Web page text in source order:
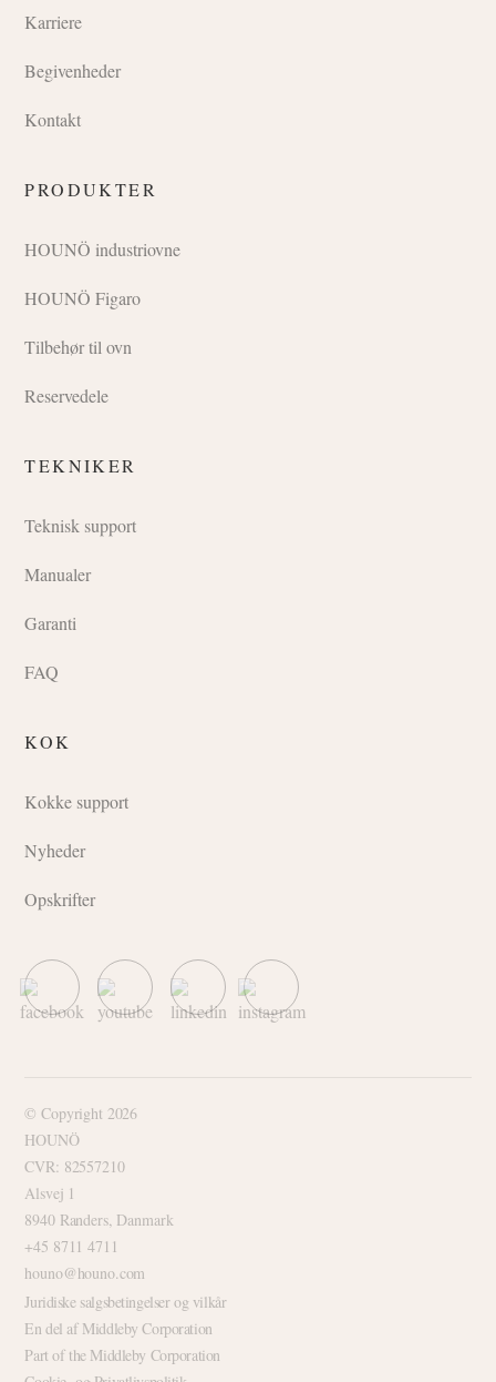
Karriere
Begivenheder
Kontakt
PRODUKTER
HOUNÖ industriovne
HOUNÖ Figaro
Tilbehør til ovn
Reservedele
TEKNIKER
Teknisk support
Manualer
Garanti
FAQ
KOK
Kokke support
Nyheder
Opskrifter
© Copyright 2026
HOUNÖ
CVR: 82557210
Alsvej 1
8940 Randers, Danmark
+45 8711 4711
houno@houno.com
Juridiske salgsbetingelser og vilkår
En del af Middleby Corporation
Part of the Middleby Corporation